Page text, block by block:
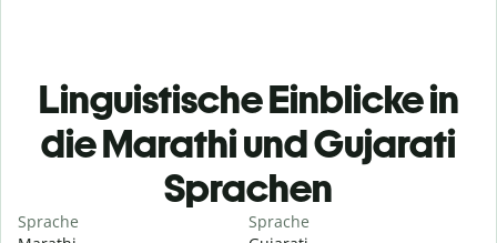
Linguistische Einblicke in
die Marathi und Gujarati
Sprachen
Sprache
Sprache